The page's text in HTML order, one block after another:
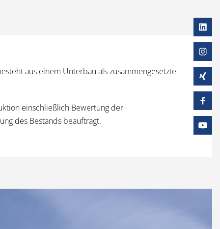
aus einem Unterbau als zusammengesetzte
einschließlich Bewertung der
des Bestands beauftragt.